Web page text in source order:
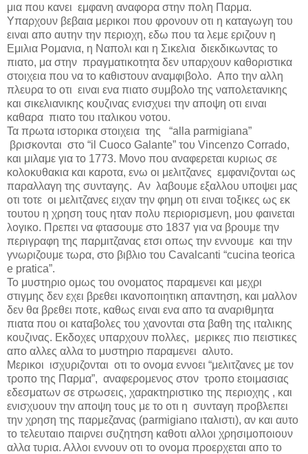
μια που κανει εμφανη αναφορα στην πολη Παρμα.
Υπαρχουν βεβαια μερικοι που φρονουν οτι η καταγωγη του
ειναι απο αυτην την περιοχη, εδω που τα λεμε εριζουν η
Εμιλια Ρομανια, η Ναπολι και η Σικελια διεκδικωντας το
πιατο, μα στην πραγματικοτητα δεν υπαρχουν καθοριστικα
στοιχεια που να το καθιστουν αναμφιβολο. Απο την αλλη
πλευρα το οτι ειναι ενα πιατο συμβολο της ναπολετανικης
και σικελιανικης κουζινας ενισχυει την αποψη οτι ειναι
καθαρα πιατο του ιταλικου νοτου.
Τα πρωτα ιστορικα στοιχεια της “alla parmigiana”
βρισκονται στο “il Cuoco Galante” του Vincenzo Corrado,
και μιλαμε για το 1773. Μονο που αναφερεται κυριως σε
κολοκυθακια και καροτα, ενω οι μελιτζανες εμφανιζονται ως
παραλλαγη της συνταγης. Αν λαβουμε εξαλλου υποψει μας
οτι τοτε οι μελιτζανες ειχαν την φημη οτι ειναι τοξικες ως εκ
τουτου η χρηση τους ηταν πολυ περιορισμενη, μου φαινεται
λογικο. Πρεπει να φτασουμε στο 1837 για να βρουμε την
περιγραφη της παρμιτζανας ετσι οπως την εννουμε και την
γνωριζουμε τωρα, στο βιβλιο του Cavalcanti “cucina teorica
e pratica”.
Το μυστηριο ομως του ονοματος παραμενει και μεχρι
στιγμης δεν εχει βρεθει ικανοποιητικη απαντηση, και μαλλον
δεν θα βρεθει ποτε, καθως ειναι ενα απο τα αναριθμητα
πιατα που οι καταβολες του χανονται στα βαθη της ιταλικης
κουζινας. Εκδοχες υπαρχουν πολλες, μερικες πιο πειστικες
απο αλλες αλλα το μυστηριο παραμενει αλυτο.
Μερικοι ισχυριζονται οτι το ονομα εννοει “μελιτζανες με τον
τροπο της Παρμα”, αναφερομενος στον τροπο ετοιμασιας
εδεσματων σε στρωσεις, χαρακτηριστικο της περιοχης , και
ενισχυουν την αποψη τους με το οτι η συνταγη προβλεπει
την χρηση της παρμεζανας (parmigiano ιταλιστι), αν και αυτο
το τελευταιο παιρνει συζητηση καθοτι αλλοι χρησιμοποιουν
αλλα τυρια. Αλλοι εννουν οτι το ονομα προερχεται απο το